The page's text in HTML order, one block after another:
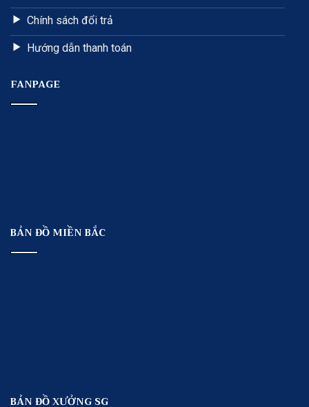
Chính sách đổi trả
Hướng dẫn thanh toán
FANPAGE
BẢN ĐỒ MIỀN BẮC
BẢN ĐỒ XƯỞNG SG